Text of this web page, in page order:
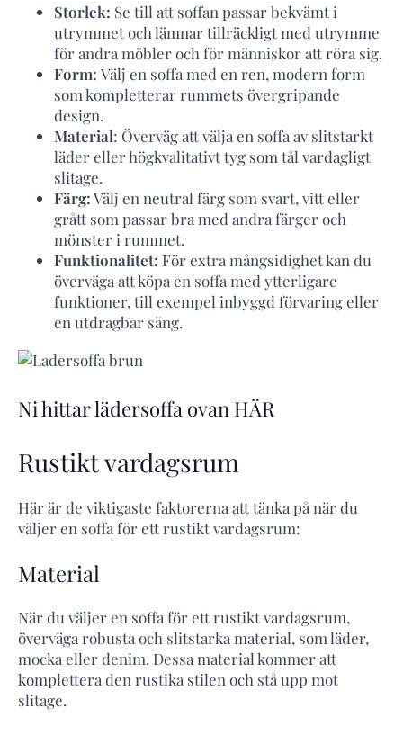
Storlek: Se till att soffan passar bekvämt i
utrymmet och lämnar tillräckligt med utrymme
för andra möbler och för människor att röra sig.
Form: Välj en soffa med en ren, modern form
som kompletterar rummets övergripande
design.
Material: Överväg att välja en soffa av slitstarkt
läder eller högkvalitativt tyg som tål vardagligt
slitage.
Färg:Välj en neutral färg som svart, vitt eller
grått som passar bra med andra färger och
mönster i rummet.
Funktionalitet: För extra mångsidighet kan du
överväga att köpa en soffa med ytterligare
funktioner, till exempel inbyggd förvaring eller
en utdragbar säng.
Ni hittar lädersoffa ovan HÄR
Rustikt vardagsrum
Här är de viktigaste faktorerna att tänka på när du
väljer en soffa för ett rustikt vardagsrum:
Material
När du väljer en soffa för ett rustikt vardagsrum,
överväga robusta och slitstarka material, som läder,
mocka eller denim. Dessa material kommer att
komplettera den rustika stilen och stå upp mot
slitage.